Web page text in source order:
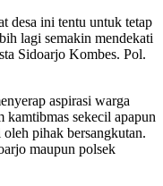
desa ini tentu untuk tetap
lagi semakin mendekati
Sidoarjo Kombes. Pol.
aspirasi warga
kamtibmas sekecil apapun
pihak bersangkutan.
maupun polsek